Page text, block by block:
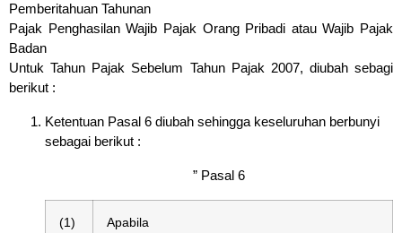
Pemberitahuan Tahunan
Pajak Penghasilan Wajib Pajak Orang Pribadi atau Wajib Pajak
Badan
Untuk Tahun Pajak Sebelum Tahun Pajak 2007, diubah sebagi
berikut :
Ketentuan Pasal 6 diubah sehingga keseluruhan berbunyi
sebagai berikut :
” Pasal 6
(1)
Apabila